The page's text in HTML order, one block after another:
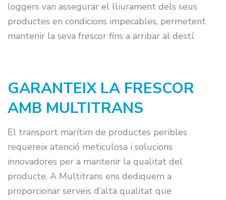
loggers van assegurar el lliurament dels seus
productes en condicions impecables, permetent
mantenir la seva frescor fins a arribar al destí.
GARANTEIX LA FRESCOR
AMB MULTITRANS
El transport marítim de productes peribles
requereix atenció meticulosa i solucions
innovadores per a mantenir la qualitat del
producte. A Multitrans ens dediquem a
proporcionar serveis d’alta qualitat que